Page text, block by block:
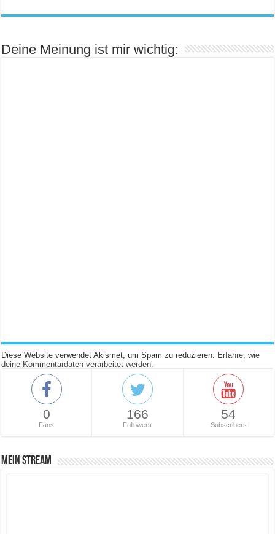
Deine Meinung ist mir wichtig:
Diese Website verwendet Akismet, um Spam zu reduzieren. Erfahre, wie
deine Kommentardaten verarbeitet werden.
0
Fans
166
Followers
54
Subscribers
Mein Stream